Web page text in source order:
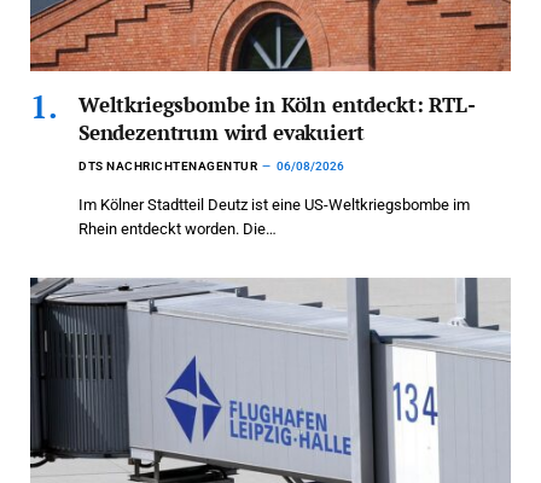
Weltkriegsbombe in Köln entdeckt: RTL-
Sendezentrum wird evakuiert
DTS NACHRICHTENAGENTUR 06/08/2026
Im Kölner Stadtteil Deutz ist eine US-Weltkriegsbombe im
Rhein entdeckt worden. Die…